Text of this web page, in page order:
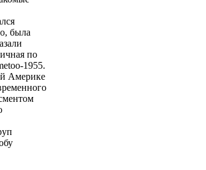
была
по
1955.
Америке